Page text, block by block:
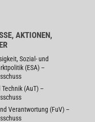
AKTIONEN,
Sozial- und
(ESA) –
(AuT) –
Verantwortung (FuV) –